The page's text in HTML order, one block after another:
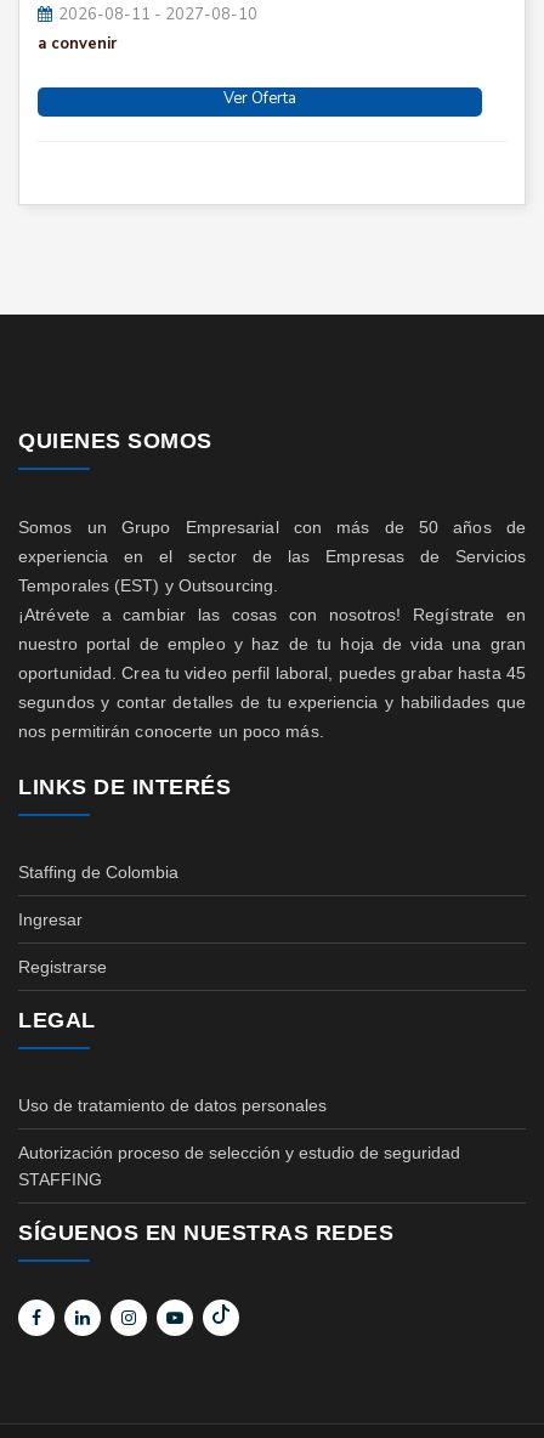
2026-08-11 - 2027-08-10
a convenir
Ver Oferta
QUIENES SOMOS
Somos un Grupo Empresarial con más de 50 años de
experiencia en el sector de las Empresas de Servicios
Temporales (EST) y Outsourcing.
¡Atrévete a cambiar las cosas con nosotros! Regístrate en
nuestro portal de empleo y haz de tu hoja de vida una gran
oportunidad. Crea tu video perfil laboral, puedes grabar hasta 45
segundos y contar detalles de tu experiencia y habilidades que
nos permitirán conocerte un poco más.
LINKS DE INTERÉS
Staffing de Colombia
Ingresar
Registrarse
LEGAL
Uso de tratamiento de datos personales
Autorización proceso de selección y estudio de seguridad
STAFFING
SÍGUENOS EN NUESTRAS REDES